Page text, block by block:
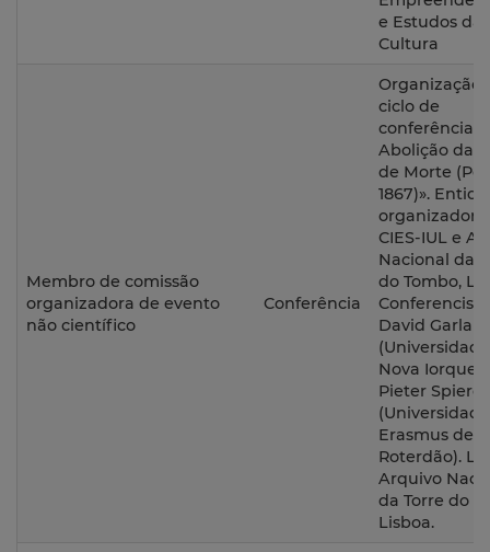
e Estudos da
Cultura
Membro de comissão
organizadora de evento
não científico
Conferência
Organização
ciclo de
conferências
Abolição da
de Morte
1867)».
CIES-IUL e
Nacional da
do Tombo,
David
Nova Iorque)
Pieter
(Universidade
Erasmus de
Roterdão).
Arquivo
da Torre do
Lisboa.